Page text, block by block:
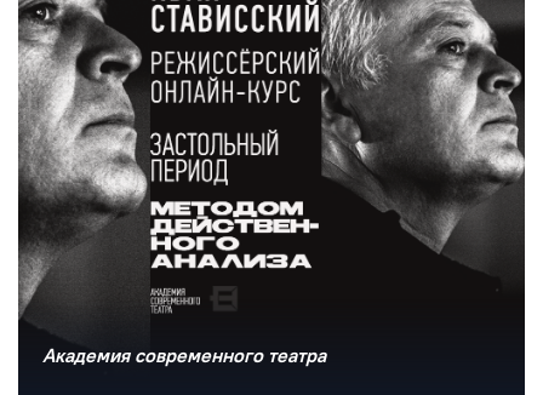
Академия современного театра